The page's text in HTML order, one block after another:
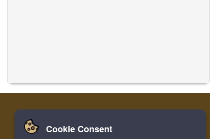
家 ログイン 登録
Cookie Consent